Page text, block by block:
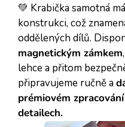
💚 Krabička samotná
konstrukci, což
oddělených dílů.
magnetickým zámkem
lehce a přitom
připravujeme ručně a
prémiovém
detailech.